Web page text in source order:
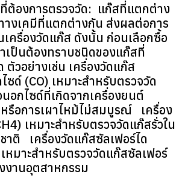
ต้องการตรวจวัด: แก๊สที่แตกต่าง
เคมีที่แตกต่างกัน ส่งผลต่อการ
เครื่องวัดแก๊ส ดังนั้น ก่อนเลือกซื้อ
เป็นต้องทราบชนิดของแก๊สที่
ตัวอย่างเช่น เครื่องวัดแก๊ส
ด์ (CO) เหมาะสำหรับตรวจวัด
อกไซด์ที่เกิดจากเครื่องยนต์
รือการเผาไหม้ไม่สมบูรณ์ เครื่อง
เหมาะสำหรับตรวจวัดแก๊สรั่วใน
าติ เครื่องวัดแก๊สซัลเฟอร์ได
หมาะสำหรับตรวจวัดแก๊สซัลเฟอร์
งานอุตสาหกรรม